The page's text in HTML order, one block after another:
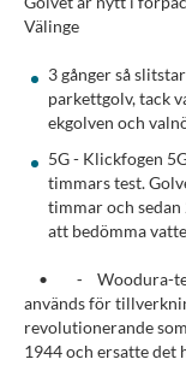
Välinge
3 gånger så
parkettgolv, tack
ekgolven och
5G - Klickfogen
timmars test.
timmar och
att bedömma
• ⁃ Woodura-
används för
revolutionerande
1944 och ersatte det